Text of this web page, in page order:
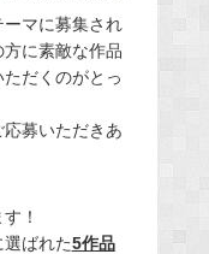
ーマに募集され
に素敵な作品
だくのがとっ
募いただきあ
！
選ばれた5作品